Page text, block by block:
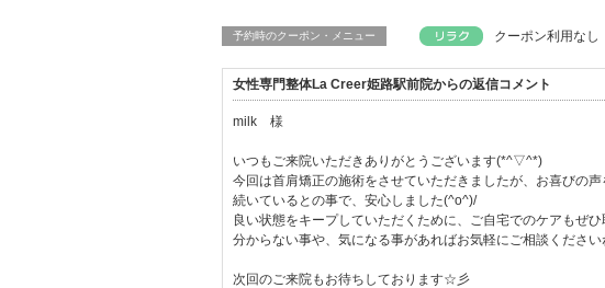
予約時のクーポン・メニュー クーポン利用なし
女性専門整体La Creer姫路駅前院からの返信コメント
milk 様
いつもご来院いただきありがとうございます(*^▽^*)
今回は首肩矯正の施術をさせていただきましたが、お喜びの
続いているとの事で、安心しました(^o^)/
良い状態をキープしていただくために、ご自宅でのケアもぜ
分からない事や、気になる事があればお気軽にご相談ください
次回のご来院もお待ちしております☆彡